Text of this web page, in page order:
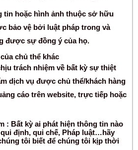
tin hoặc hình ảnh thuộc sở hữu
bảo vệ bởi luật pháp trong và
được sự đồng ý của họ.
chủ thể khác
trách nhiệm về bất kỳ sự thiệt
dịch vụ được chủ thể/khách hàng
cáo trên website, trực tiếp hoặc
: Bất kỳ ai phát hiện thông tin nào
định, qui chế, Pháp luật…hãy
tôi biết để chúng tôi kịp thời